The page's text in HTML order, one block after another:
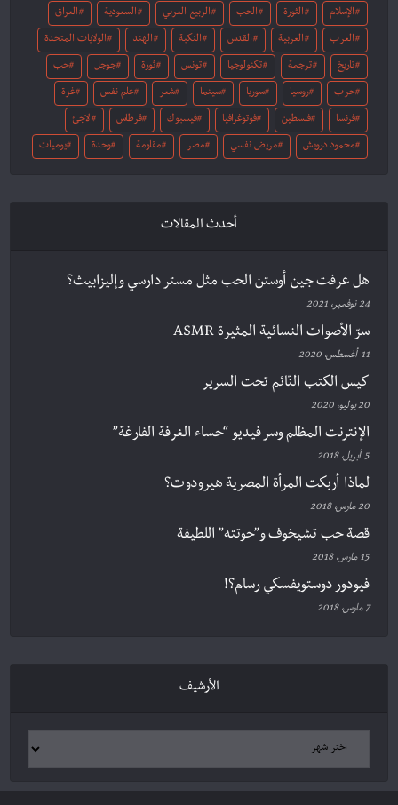
الإسلام الثورة الحب الربيع العربي السعودية العراق
العرب العربية القدس النكبة الهند الولايات المتحدة
تاريخ ترجمة تكنولوجيا تونس ثورة جوجل حب
حرب روسيا سوريا سينما شعر علم نفس غزة
فرنسا فلسطين فوتوغرافيا فيسبوك قرطاس لاجئ
محمود درويش مريض نفسي مصر مقاومة وحدة يوميات
أحدث المقالات
هل عرفت جين أوستن الحب مثل مستر دارسي وإليزابيث؟
24 نوفمبر، 2021
سرّ الأصوات النسائية المثيرة ASMR
11 أغسطس، 2020
كيس الكتب النّائم تحت السرير
20 يوليو، 2020
الإنترنت المظلم وسر فيديو “حساء الغرفة الفارغة”
5 أبريل، 2018
لماذا أربكت المرأة المصرية هيرودوت؟
20 مارس، 2018
قصة حب تشيخوف و”حوتته” اللطيفة
15 مارس، 2018
فيودور دوستويفسكي رسام؟!
7 مارس، 2018
الأرشيف